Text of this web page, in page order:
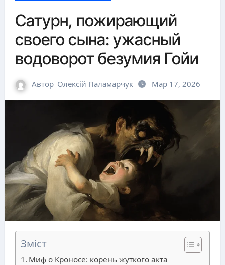
Сатурн, пожирающий
своего сына: ужасный
водоворот безумия Гойи
Автор Олексій Паламарчук Мар 17, 2026
Зміст
Миф о Кроносе: корень жуткого акта